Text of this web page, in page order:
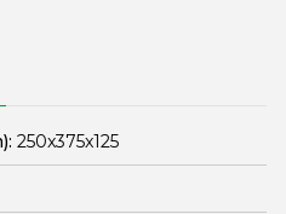
250x375x125